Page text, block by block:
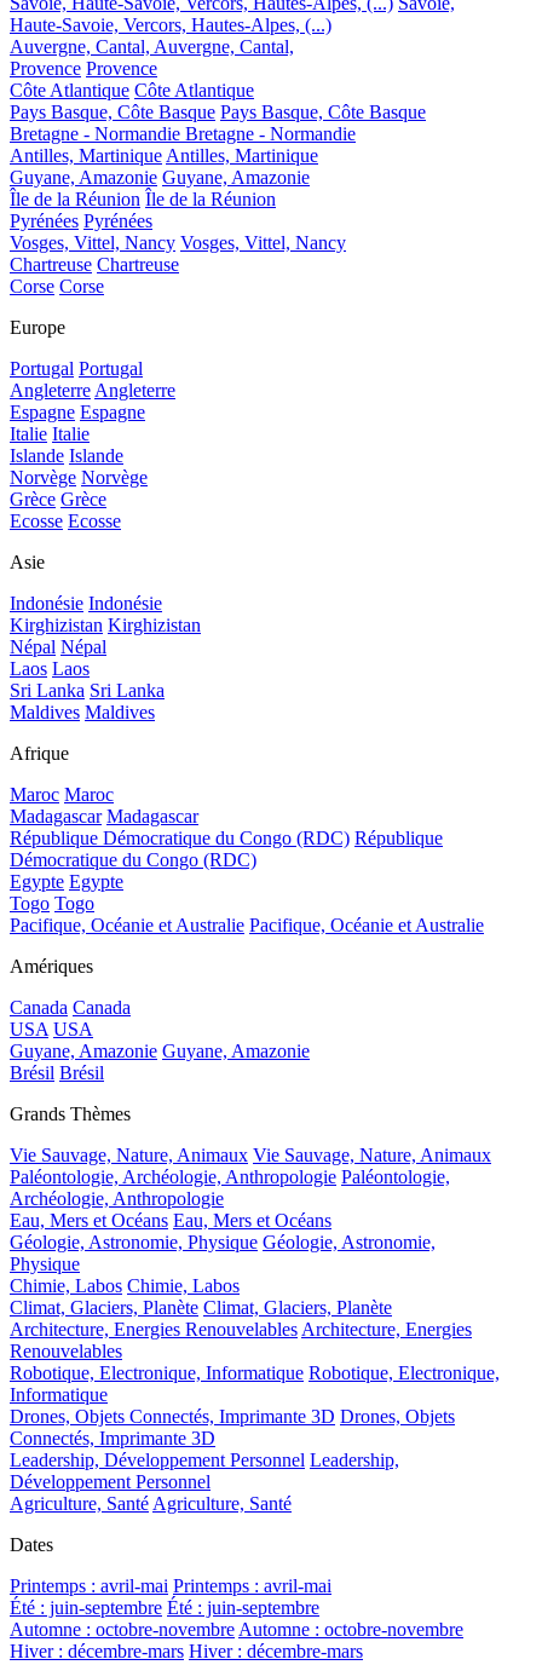
Haute-Savoie, Vercors, Hautes-Alpes, (...)
Auvergne, Cantal, Auvergne, Cantal,
Provence Provence
Côte Atlantique Côte Atlantique
Pays Basque, Côte Basque Pays Basque, Côte Basque
Bretagne - Normandie Bretagne - Normandie
Antilles, Martinique Antilles, Martinique
Guyane, Amazonie Guyane, Amazonie
Île de la Réunion Île de la Réunion
Pyrénées Pyrénées
Vosges, Vittel, Nancy Vosges, Vittel, Nancy
Chartreuse Chartreuse
Corse Corse
Europe
Portugal Portugal
Angleterre Angleterre
Espagne Espagne
Italie Italie
Islande Islande
Norvège Norvège
Grèce Grèce
Ecosse Ecosse
Asie
Indonésie Indonésie
Kirghizistan Kirghizistan
Népal Népal
Laos Laos
Sri Lanka Sri Lanka
Maldives Maldives
Afrique
Maroc Maroc
Madagascar Madagascar
République Démocratique du Congo (RDC) République
Démocratique du Congo (RDC)
Egypte Egypte
Togo Togo
Pacifique, Océanie et Australie Pacifique, Océanie et Australie
Amériques
Canada Canada
USA USA
Guyane, Amazonie Guyane, Amazonie
Brésil Brésil
Grands Thèmes
Vie Sauvage, Nature, Animaux Vie Sauvage, Nature, Animaux
Paléontologie, Archéologie, Anthropologie Paléontologie,
Archéologie, Anthropologie
Eau, Mers et Océans Eau, Mers et Océans
Géologie, Astronomie, Physique Géologie, Astronomie,
Physique
Chimie, Labos Chimie, Labos
Climat, Glaciers, Planète Climat, Glaciers, Planète
Architecture, Energies Renouvelables Architecture, Energies
Renouvelables
Robotique, Electronique, Informatique Robotique, Electronique,
Informatique
Drones, Objets Connectés, Imprimante 3D Drones, Objets
Connectés, Imprimante 3D
Leadership, Développement Personnel Leadership,
Développement Personnel
Agriculture, Santé Agriculture, Santé
Dates
Printemps : avril-mai Printemps : avril-mai
Été : juin-septembre Été : juin-septembre
Automne : octobre-novembre Automne : octobre-novembre
Hiver : décembre-mars Hiver : décembre-mars